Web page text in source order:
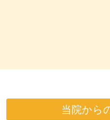
当院から